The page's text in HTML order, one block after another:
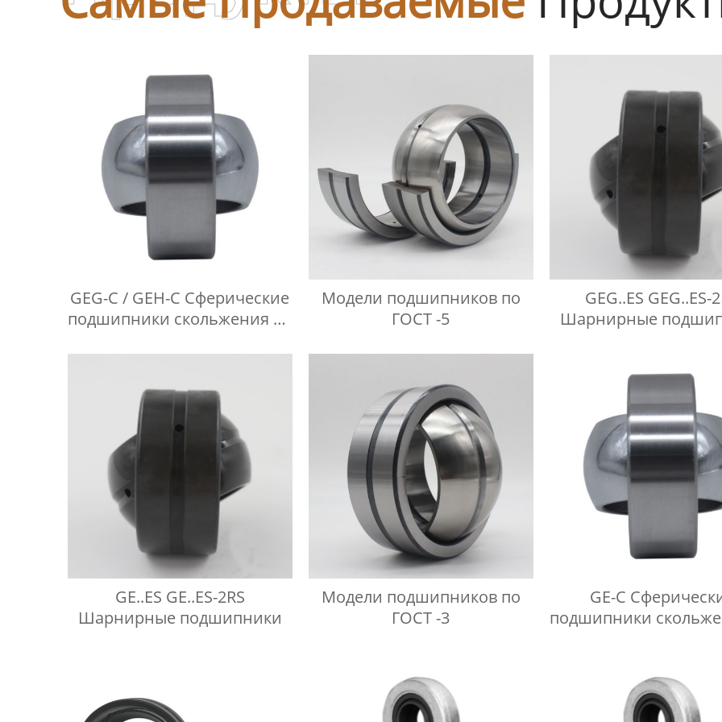
GEG-C / GEH-C Сферические
подшипники скольжения не
обслуживания
Модели подшипников по
ГОСТ -5
GEG..ES GEG..ES-
Шарнирные
GE..ES GE..ES-2RS
Шарнирные подшипники
Модели подшипников по
ГОСТ -3
GE-C
подшипники